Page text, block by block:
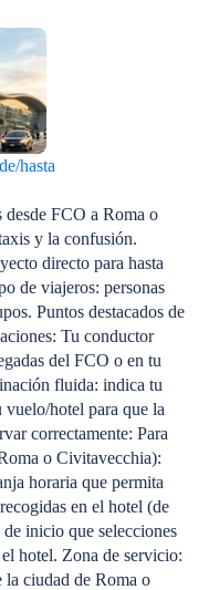
hasta
FCO a Roma o
y la confusión.
directo para hasta
de viajeros: personas
Puntos destacados de
Tu conductor
del FCO o en tu
fluida: indica tu
hotel para que la
correctamente: Para
o Civitavecchia):
horaria que permita
en el hotel (de
inicio que selecciones
hotel. Zona de servicio:
la ciudad de Roma o